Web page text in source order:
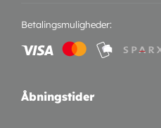
Betalingsmuligheder:
Åbningstider